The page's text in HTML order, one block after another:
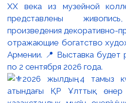
XX века из музейной
представлены
произведения декоративно-
отражающие богатство
Армении. 📍 Выставка будет
по 2 сентября 2026 года.